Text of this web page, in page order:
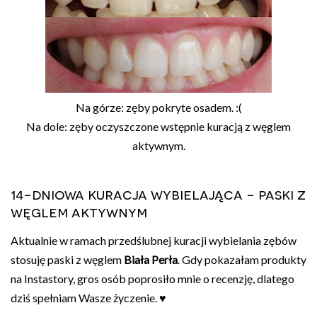
Na górze: zęby pokryte osadem. :(
Na dole: zęby oczyszczone wstępnie kuracją z węglem
aktywnym.
14-dniowa kuracja wybielająca - paski z
węglem aktywnym
Aktualnie w ramach przedślubnej kuracji wybielania zębów
stosuję paski z węglem Biała Perła. Gdy pokazałam produkty
na Instastory, gros osób poprosiło mnie o recenzję, dlatego
dziś spełniam Wasze życzenie. ♥